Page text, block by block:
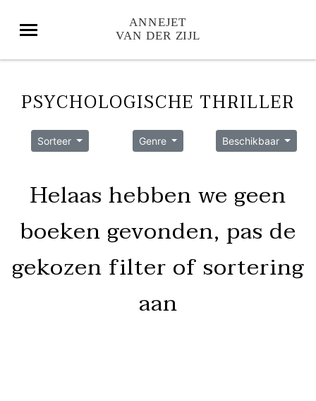
PSYCHOLOGISCHE THRILLER
Sorteer Genre Beschikbaar
Helaas hebben we geen
boeken gevonden, pas de
gekozen filter of sortering
aan